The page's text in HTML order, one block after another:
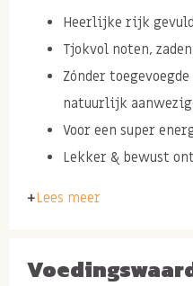
Heerlijke rijk
Tjokvol noten,
Zónder
natuurlijk
Voor een super
Lekker & bewust
AMANDELEN, CASHEW
Lees meer